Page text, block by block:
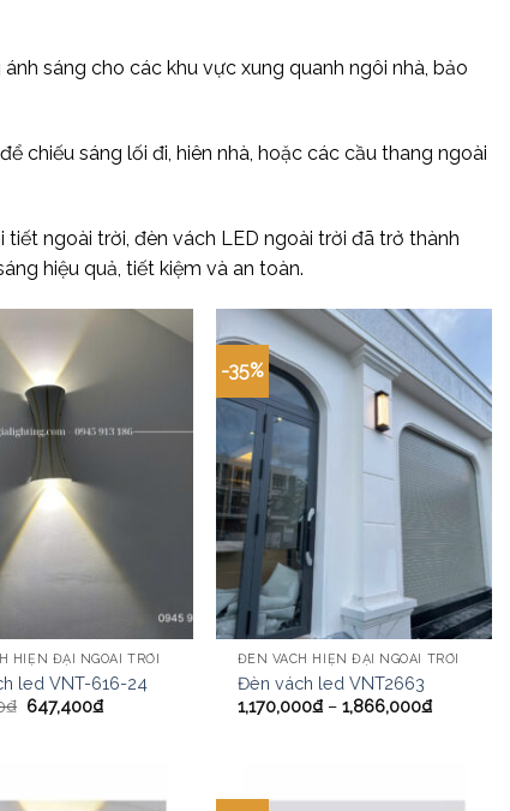
sáng cho các khu vực xung quanh ngôi nhà, bảo
chiếu sáng lối đi, hiên nhà, hoặc các cầu thang ngoài
ngoài trời, đèn vách LED ngoài trời đã trở thành
hiệu quả, tiết kiệm và an toàn.
HIỆN ĐẠI NGOÀI TRỜI
led VNT-616-24
₫ 647,400₫
-35%
ĐÈN VÁCH HIỆN ĐẠI NGOÀI TRỜI
Đèn vách led VNT2663
1,170,000₫– 1,866,000₫